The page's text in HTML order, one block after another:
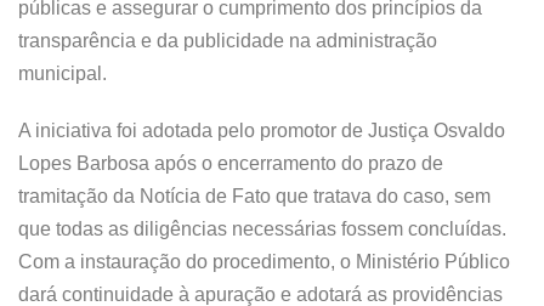
públicas e assegurar o cumprimento dos princípios da
transparência e da publicidade na administração
municipal.
A iniciativa foi adotada pelo promotor de Justiça Osvaldo
Lopes Barbosa após o encerramento do prazo de
tramitação da Notícia de Fato que tratava do caso, sem
que todas as diligências necessárias fossem concluídas.
Com a instauração do procedimento, o Ministério Público
dará continuidade à apuração e adotará as providências